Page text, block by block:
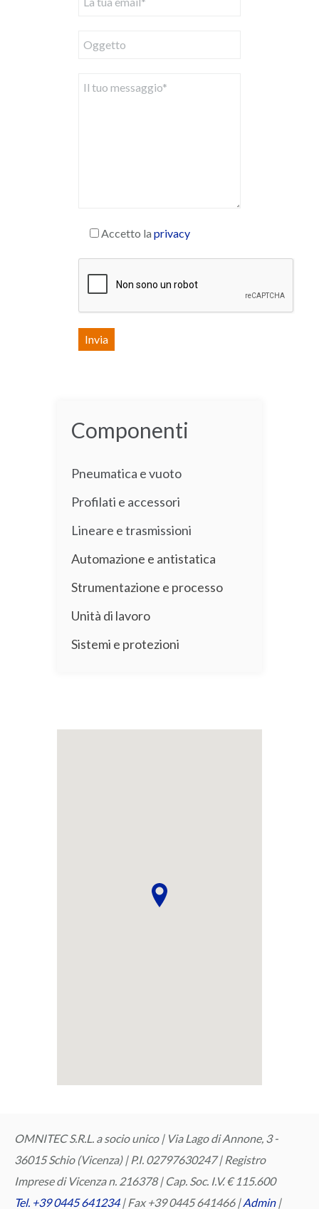
Accetto la privacy
Componenti
Pneumatica e vuoto
Profilati e accessori
Lineare e trasmissioni
Automazione e antistatica
Strumentazione e processo
Unità di lavoro
Sistemi e protezioni
OMNITEC S.R.L. a socio unico | Via Lago di Annone, 3 -
36015 Schio (Vicenza) | P.I. 02797630247 | Registro
Imprese di Vicenza n. 216378 | Cap. Soc. I.V. € 115.600
Tel. +39 0445 641234| Fax +39 0445 641466 |Admin|